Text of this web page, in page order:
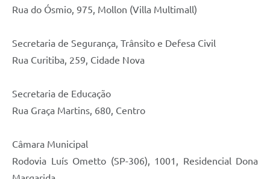
Rua do Ósmio, 975, Mollon (Villa Multimall)
Secretaria de Segurança, Trânsito e Defesa Civil
Rua Curitiba, 259, Cidade Nova
Secretaria de Educação
Rua Graça Martins, 680, Centro
Câmara Municipal
Rodovia Luís Ometto (SP-306), 1001, Residencial Dona